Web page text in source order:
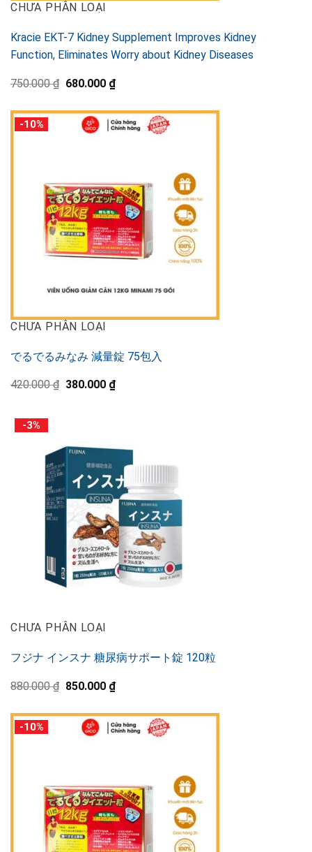
CHƯA PHÂN LOẠI
Kracie EKT-7 Kidney Supplement Improves Kidney
Function, Eliminates Worry about Kidney Diseases
750.000₫ Original
750.000 ₫.
680.000 ₫Current
price
680.000 ₫.
-10%
CHƯA PHÂN LOẠI
でるでるみなみ 減量錠 75包入
420.000₫ Original
380.000 ₫Current
-3%
CHƯA PHÂN LOẠI
フジナ インスナ 糖尿病サポート錠 120粒
880.000₫ Original
880.000 ₫.
850.000 ₫Current
price
850.000 ₫.
-10%